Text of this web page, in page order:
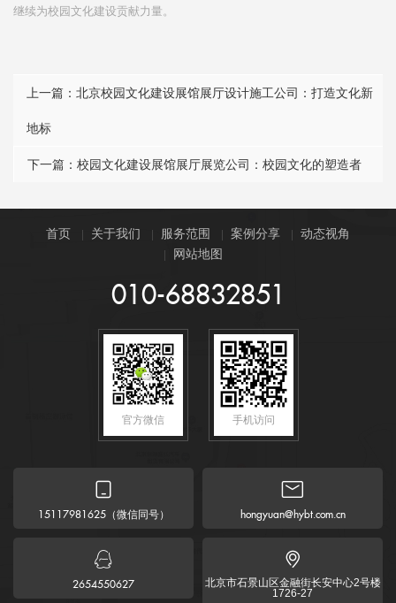
继续为校园文化建设贡献力量。
北京校园文化建设展馆展厅设计施工公司：打造文化新
地标
校园文化建设展馆展厅展览公司：校园文化的塑造者
首页 关于我们 服务范围 案例分享
动态视角
网站地图
010-68832851
官方微信 手机访问

15117981625（微信同号）

hongyuan@hybt.com.cn

2654550627

北京市石景山区金融街长安中心2号楼
1726-27